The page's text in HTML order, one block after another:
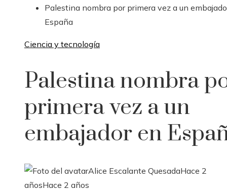
Palestina nombra por primera vez a un
España
Ciencia y tecnología
Palestina nombra
primera vez a un
embajador en
Alice Escalante QuesadaHace 2
añosHace 2 años